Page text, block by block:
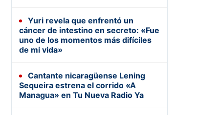
Yuri revela que enfrentó un
cáncer de intestino en secreto: «Fue
uno de los momentos más difíciles
de mi vida»
Cantante nicaragüense Lening
Sequeira estrena el corrido «A
Managua» en Tu Nueva Radio Ya